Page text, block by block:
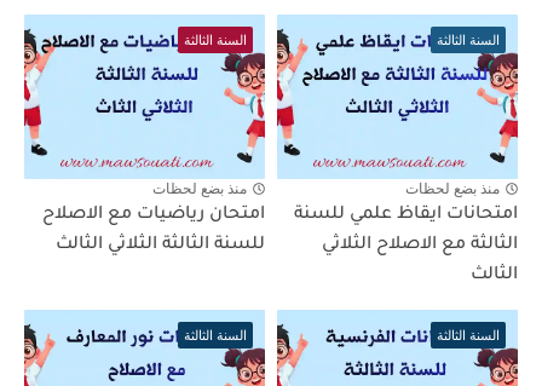
السنة الثالثة
منذ بضع لحظات
امتحانات ايقاظ علمي للسنة
الثالثة مع الاصلاح الثلاثي
الثالث
السنة الثالثة
منذ بضع لحظات
امتحان رياضيات مع الاصلاح
للسنة الثالثة الثلاثي الثالث
السنة الثالثة السنة الثالثة